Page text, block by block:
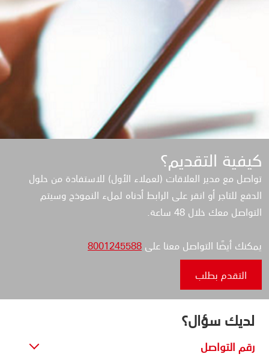
كيفية التقديم؟
تواصل مع مدير العلاقات (لعملاء الأول) للاستفادة من حلول
الدفع للتاجر أو انقر على الرابط أدناه لملء النموذج وسيتم
التواصل معك خلال 48 ساعة.
يمكنك أيضًا التواصل معنا على 8001245588
التقدم بطلب
لديك سؤال؟
رقم التواصل